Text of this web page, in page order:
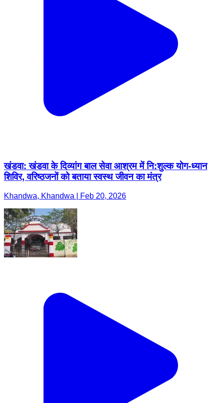
खंडवा: खंडवा के दिव्यांग बाल सेवा आश्रम में नि:शुल्क योग-ध्यान
शिविर, वरिष्ठजनों को बताया स्वस्थ जीवन का मंत्र
Khandwa, Khandwa | Feb 20, 2026